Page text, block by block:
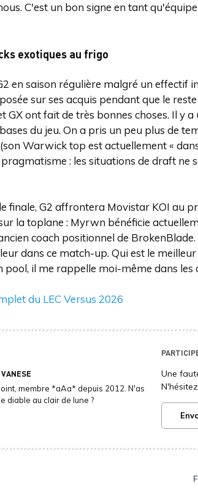
C'est un bon signe en tant
exotiques au frigo
en saison régulière malgré un effectif
sur ses acquis pendant que le
GX ont fait de très bonnes choses. Il y
du jeu. On a pris un peu plus de
Warwick top est actuellement «
: les situations de draft ne
finale, G2 affrontera Movistar KOI au
la toplane : Myrwn bénéficie
coach positionnel de BrokenBlade.
dans ce match-up. Qui est le
pool, il me rappelle moi-même dans
du LEC Versus 2026
VANESE
membre *aAa* depuis 2012. N'as
diable au clair de lune ?
Une